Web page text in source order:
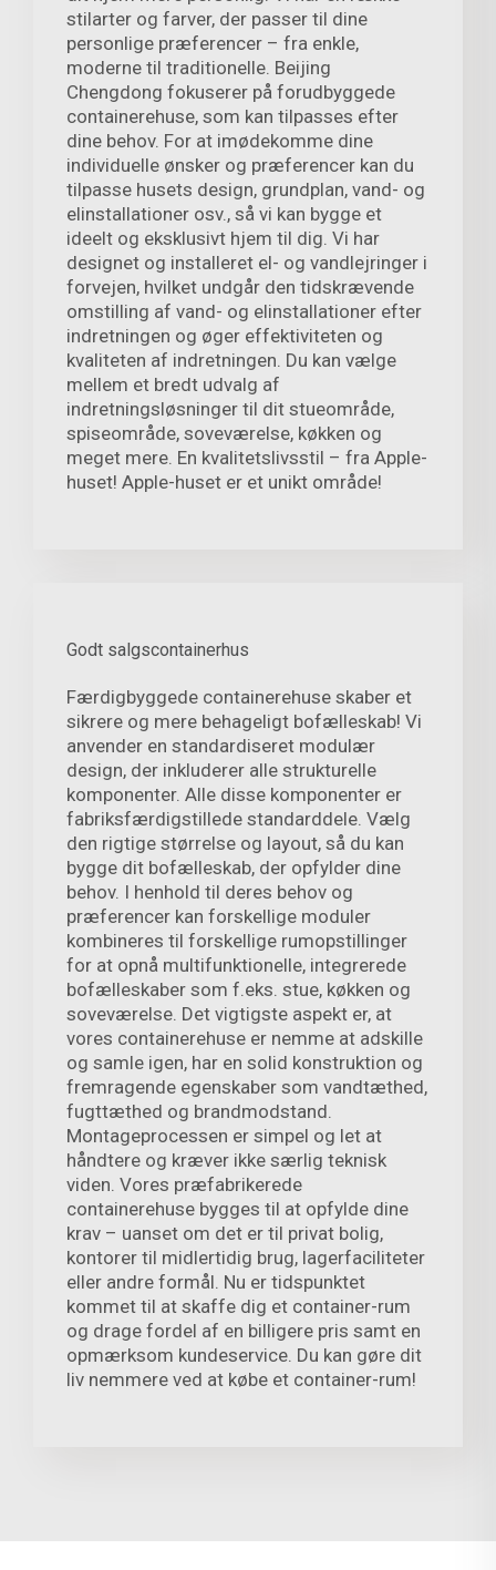
stilarter og farver, der passer til dine
personlige præferencer – fra enkle,
moderne til traditionelle. Beijing
Chengdong fokuserer på forudbyggede
containerehuse, som kan tilpasses efter
dine behov. For at imødekomme dine
individuelle ønsker og præferencer kan du
tilpasse husets design, grundplan, vand- og
elinstallationer osv., så vi kan bygge et
ideelt og eksklusivt hjem til dig. Vi har
designet og installeret el- og vandlejringer i
forvejen, hvilket undgår den tidskrævende
omstilling af vand- og elinstallationer efter
indretningen og øger effektiviteten og
kvaliteten af indretningen. Du kan vælge
mellem et bredt udvalg af
indretningsløsninger til dit stueområde,
spiseområde, soveværelse, køkken og
meget mere. En kvalitetslivsstil – fra Apple-
huset! Apple-huset er et unikt område!
Godt salgscontainerhus
Færdigbyggede containerehuse skaber et
sikrere og mere behageligt bofælleskab! Vi
anvender en standardiseret modulær
design, der inkluderer alle strukturelle
komponenter. Alle disse komponenter er
fabriksfærdigstillede standarddele. Vælg
den rigtige størrelse og layout, så du kan
bygge dit bofælleskab, der opfylder dine
behov. I henhold til deres behov og
præferencer kan forskellige moduler
kombineres til forskellige rumopstillinger
for at opnå multifunktionelle, integrerede
bofælleskaber som f.eks. stue, køkken og
soveværelse. Det vigtigste aspekt er, at
vores containerehuse er nemme at adskille
og samle igen, har en solid konstruktion og
fremragende egenskaber som vandtæthed,
fugttæthed og brandmodstand.
Montageprocessen er simpel og let at
håndtere og kræver ikke særlig teknisk
viden. Vores præfabrikerede
containerehuse bygges til at opfylde dine
krav – uanset om det er til privat bolig,
kontorer til midlertidig brug, lagerfaciliteter
eller andre formål. Nu er tidspunktet
kommet til at skaffe dig et container-rum
og drage fordel af en billigere pris samt en
opmærksom kundeservice. Du kan gøre dit
liv nemmere ved at købe et container-rum!